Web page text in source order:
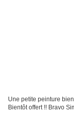
Une petite peinture
Bientôt offert !! Bravo